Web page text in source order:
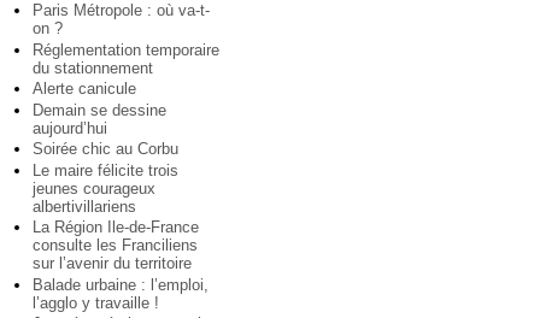
Paris Métropole : où va-t-
on ?
Réglementation temporaire
du stationnement
Alerte canicule
Demain se dessine
aujourd’hui
Soirée chic au Corbu
Le maire félicite trois
jeunes courageux
albertivillariens
La Région Ile-de-France
consulte les Franciliens
sur l’avenir du territoire
Balade urbaine : l’emploi,
l’agglo y travaille !